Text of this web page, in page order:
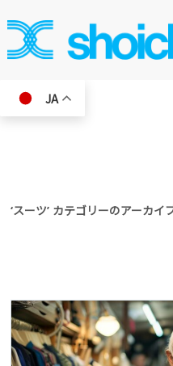
JA
‘スーツ’ カテゴリーのアーカイ